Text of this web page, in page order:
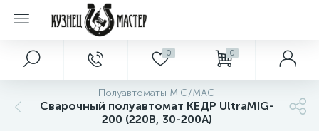
0 0
Полуавтоматы MIG/MAG
Сварочный полуавтомат КЕДР UltraMIG-
200 (220В, 30-200А)